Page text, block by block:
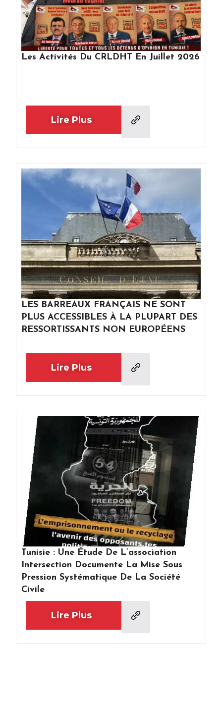
Les Activités Du CRLDHT En Juillet 2026
Lire Plus
LES BARREAUX FRANÇAIS NE SONT
PLUS ACCESSIBLES À LA PLUPART DES
RESSORTISSANTS NON EUROPÉENS
Lire Plus
Tunisie : Une Étude De L’association
Intersection Documente La Mise Sous
Pression Systématique De La Société
Civile
Lire Plus